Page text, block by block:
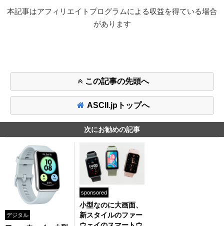
本記事はアフィリエイトプログラムによる収益を得ている場合
があります
この記事の先頭へ
ASCII.jpトップへ
次にお勧めの記事
デジタル
sponsored
小型なのに大画面、
新スタイルのファー